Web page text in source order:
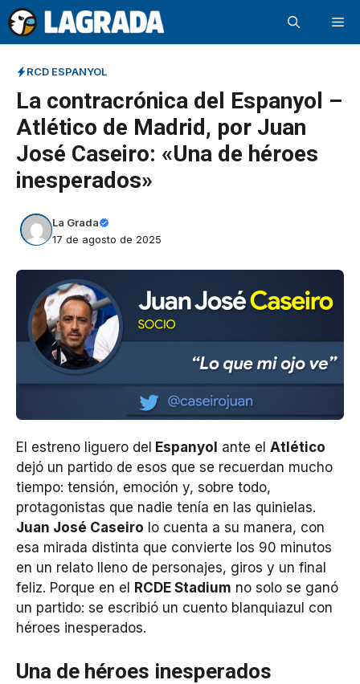
Saltar
al
contenido
RCD ESPANYOL
La contracrónica del Espanyol –
Atlético de Madrid, por Juan
José Caseiro: «Una de héroes
inesperados»
La Grada
17 de agosto de 2025
El estreno liguero del Espanyol ante el Atlético
dejó un partido de esos que se recuerdan mucho
tiempo: tensión, emoción y, sobre todo,
protagonistas que nadie tenía en las quinielas.
Juan José Caseiro lo cuenta a su manera, con
esa mirada distinta que convierte los 90 minutos
en un relato lleno de personajes, giros y un final
feliz. Porque en el
RCDE Stadium no solo se ganó
un partido: se escribió un cuento blanquiazul con
héroes inesperados.
Una de héroes inesperados